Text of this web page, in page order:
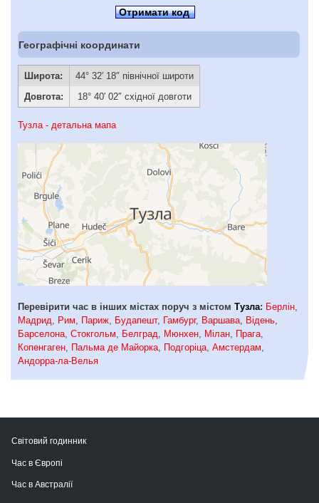
Отримати код
Географічні координати
Широта:
44° 32′ 18″ північної широти
Довгота:
18° 40′ 02″ східної довготи
Тузла - детальна мапа
Перевірити час в інших містах поруч з містом Тузла: Берлін
Мадрид
Рим Париж Будапешт, Гамбург, Варшава Відень
Барселона Стокгольм Белград Мюнхен Мілан Прага
Копенгаген
Пальма де Майорка Подгоріца Амстердам
Андорра-ла-Велья
Світовий годинник
Час в Європі
Час в Австралії